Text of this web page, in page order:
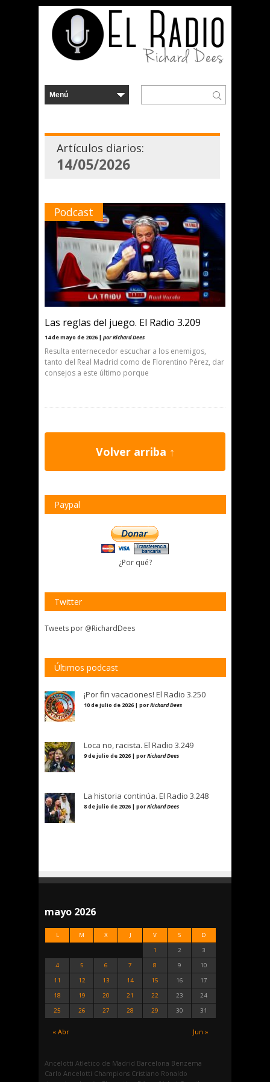
Artículos diarios:
14/05/2026
Podcast
Las reglas del juego. El Radio 3.209
14 de mayo de 2026 | por Richard Dees
Resulta enternecedor escuchar a los enemigos,
tanto del Real Madrid como de Florentino Pérez, dar
consejos a este último porque
Volver arriba ↑
Paypal
¿Por qué?
Twitter
Tweets por @RichardDees
Últimos podcast
¡Por fin vacaciones! El Radio 3.250
10 de julio de 2026 | porRichard Dees
Loca no, racista. El Radio 3.249
9 de julio de 2026 | porRichard Dees
La historia continúa. El Radio 3.248
8 de julio de 2026 | porRichard Dees
mayo 2026
L M X J V S D
« Abr Jun »
1 2
3
4
5 6 7 8 9
10
11
12 13 14 15 16
17
18
19 20 21 22 23
24
25
26 27 28 29 30 31
Ancelotti Atletico de Madrid Barcelona Benzema
Carlo Ancelotti Champions Cristiano Ronaldo